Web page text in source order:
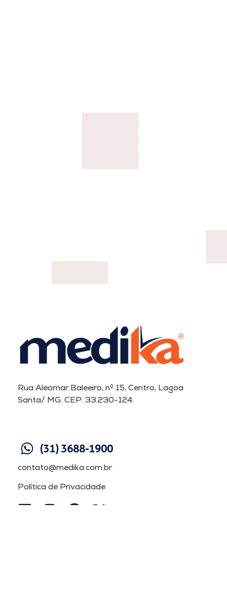
Rua Aleomar Baleeiro, nº 15, Centro, Lagoa
Santa/ MG. CEP: 33.230-124.
(31) 3688-1900
contato@medika.com.br
Política de Privacidade